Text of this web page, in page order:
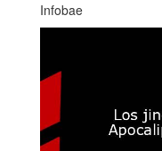
Infobae